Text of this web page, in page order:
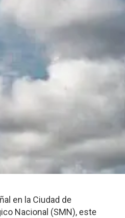
en la Ciudad de
Nacional (SMN), este